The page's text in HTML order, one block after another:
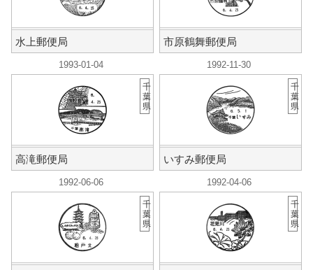
水上郵便局 市原鶴舞郵便局
1993-01-04
高滝郵便局
千
葉
県
1992-11-30
いすみ郵便局
千
葉
県
1992-06-06
千
葉
県
1992-04-06
千
葉
県